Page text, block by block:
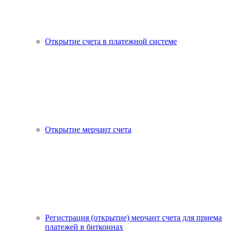
Открытие счета в платежной системе
Открытие мерчант счета
Регистрация (открытие) мерчант счета для приема
платежей в биткоинах